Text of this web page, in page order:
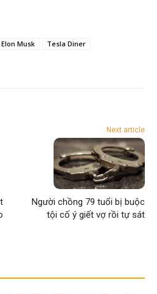
Musk
Tesla Diner
Next article
Người chồng 79 tuổi bị buộc
tội cố ý giết vợ rồi tự sát